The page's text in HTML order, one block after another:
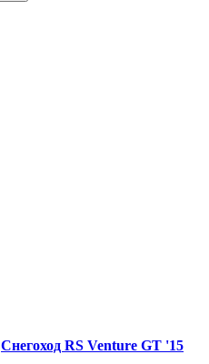
Снегоход RS Venture GT '15